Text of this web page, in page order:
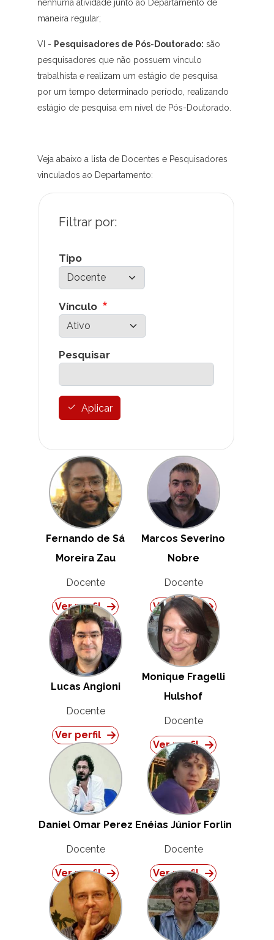
nenhuma atividade junto ao Departamento de
maneira regular;
VI - Pesquisadores de Pós-Doutorado: são
pesquisadores que não possuem vínculo
trabalhista e realizam um estágio de pesquisa
por um tempo determinado período, realizando
estágio de pesquisa em nível de Pós-Doutorado.
Veja abaixo a lista de Docentes e Pesquisadores
vinculados ao Departamento:
Tipo
Vínculo
Pesquisar
Aplicar
Fernando de Sá
Moreira Zau
Docente
Ver perfil
Marcos Severino
Nobre
Docente
Ver perfil
Lucas Angioni
Docente
Ver perfil
Monique Fragelli
Hulshof
Docente
Ver perfil
Daniel Omar Perez
Docente
Ver perfil
Enéias Júnior Forlin
Docente
Ver perfil